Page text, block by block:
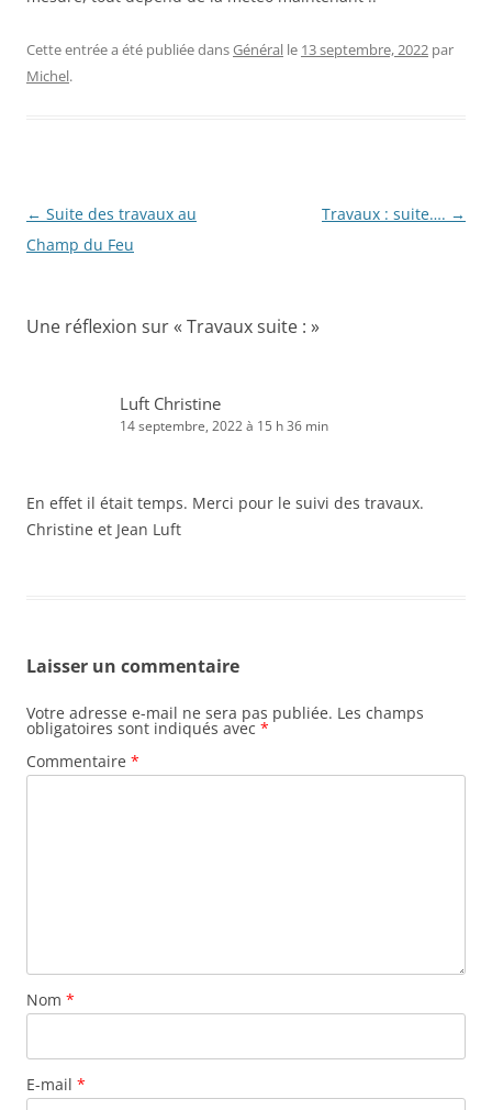
Cette entrée a été publiée dansGénéral le 13 septembre, 2022 par
Michel.
Navigation
des
← Suite des travaux au
Champ du Feu
Travaux : suite…. →
Une réflexion sur « Travaux suite : »
Luft Christine
14 septembre, 2022 à 15 h 36 min
En effet il était temps. Merci pour le suivi des travaux.
Christine et Jean Luft
Laisser un commentaire
Votre adresse e-mail ne sera pas publiée. Les champs
obligatoires sont indiqués avec *
Commentaire *
Nom *
E-mail *